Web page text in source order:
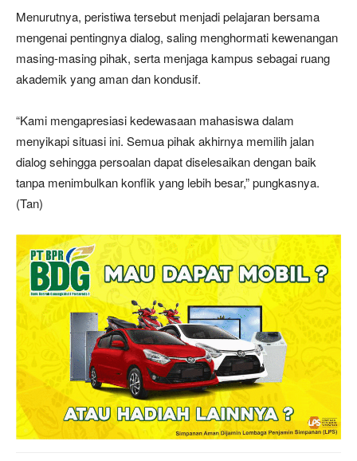
Menurutnya, peristiwa tersebut menjadi pelajaran bersama
mengenai pentingnya dialog, saling menghormati kewenangan
masing-masing pihak, serta menjaga kampus sebagai ruang
akademik yang aman dan kondusif.
“Kami mengapresiasi kedewasaan mahasiswa dalam
menyikapi situasi ini. Semua pihak akhirnya memilih jalan
dialog sehingga persoalan dapat diselesaikan dengan baik
tanpa menimbulkan konflik yang lebih besar,” pungkasnya.
(Tan)